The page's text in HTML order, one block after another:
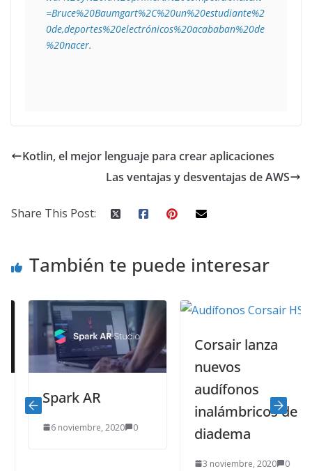
=Bruce%20Baumgart%2C%20un%20estudiante%2
0de,deportes%20electrónicos%20acababan%20de
%20nacer.
Kotlin, el mejor lenguaje para crear aplicaciones
Las ventajas y desventajas de AWS
Share This Post:
También te puede interesar
Spark AR
6 noviembre, 2020 0
Corsair lanza
nuevos
audífonos
inalámbricos de
diadema
3 noviembre, 2020 0